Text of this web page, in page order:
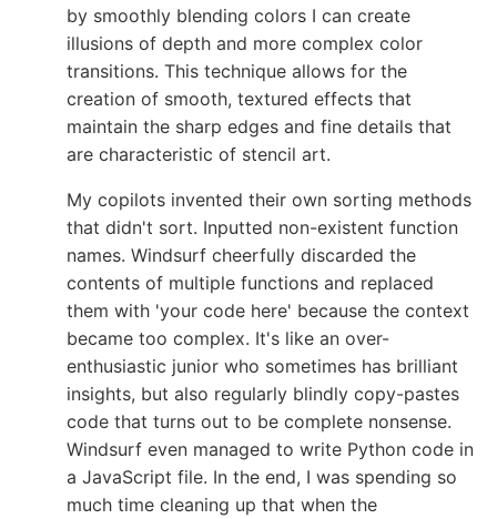
by smoothly blending colors I can create
illusions of depth and more complex color
transitions. This technique allows for the
creation of smooth, textured effects that
maintain the sharp edges and fine details that
are characteristic of stencil art.
My copilots invented their own sorting methods
that didn't sort. Inputted non-existent function
names. Windsurf cheerfully discarded the
contents of multiple functions and replaced
them with 'your code here' because the context
became too complex. It's like an over-
enthusiastic junior who sometimes has brilliant
insights, but also regularly blindly copy-pastes
code that turns out to be complete nonsense.
Windsurf even managed to write Python code in
a JavaScript file. In the end, I was spending so
much time cleaning up that when the